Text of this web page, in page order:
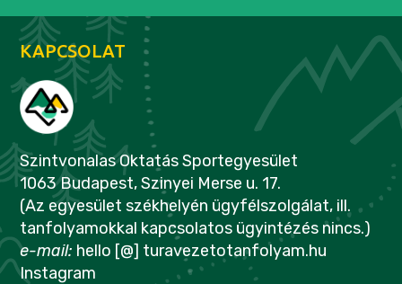
KAPCSOLAT
Szintvonalas Oktatás Sportegyesület
1063 Budapest, Szinyei Merse u. 17.
(Az egyesület székhelyén ügyfélszolgálat, ill.
tanfolyamokkal kapcsolatos ügyintézés nincs.)
e-mail: hello [@] turavezetotanfolyam.hu
Instagram